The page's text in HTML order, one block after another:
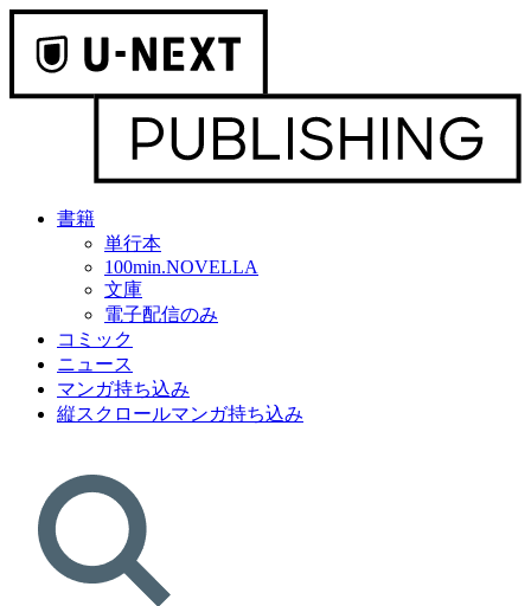
書籍
単行本
100min.NOVELLA
文庫
電子配信のみ
コミック
ニュース
マンガ持ち込み
縦スクロールマンガ持ち込み